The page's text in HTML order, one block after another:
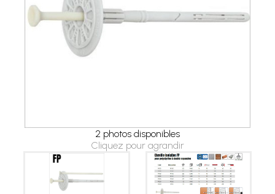
2 photos disponibles
Cliquez pour agrandir